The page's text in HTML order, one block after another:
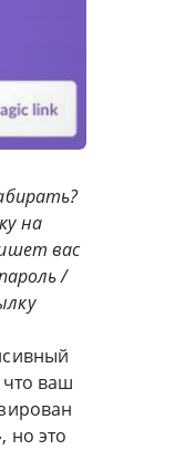
на
вас
/
ваш
но это